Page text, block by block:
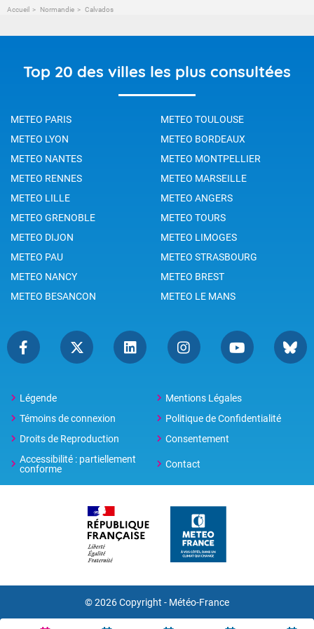
Accueil Normandie Calvados
Top 20 des villes les plus consultées
METEO PARIS
METEO TOULOUSE
METEO LYON
METEO BORDEAUX
METEO NANTES
METEO MONTPELLIER
METEO RENNES
METEO MARSEILLE
METEO LILLE
METEO ANGERS
METEO GRENOBLE
METEO TOURS
METEO DIJON
METEO LIMOGES
METEO PAU
METEO STRASBOURG
METEO NANCY
METEO BREST
METEO BESANCON
METEO LE MANS
Légende
Mentions Légales
Témoins de connexion
Politique de Confidentialité
Droits de Reproduction
Consentement
Accessibilité : partiellement
conforme
Contact
© 2026 Copyright - Météo-France